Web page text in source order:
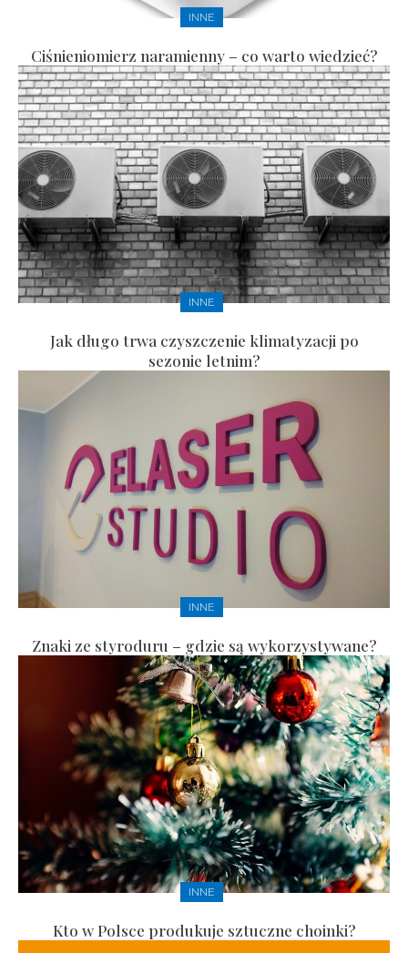
INNE
Ciśnieniomierz naramienny – co warto wiedzieć?
INNE
Jak długo trwa czyszczenie klimatyzacji po
sezonie letnim?
INNE
Znaki ze styroduru – gdzie są wykorzystywane?
INNE
Kto w Polsce produkuje sztuczne choinki?